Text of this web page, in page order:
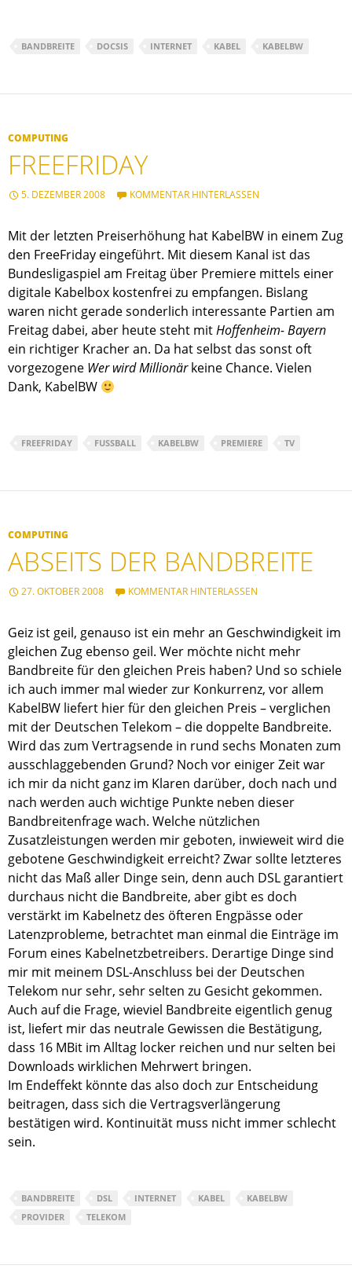
BANDBREITE DOCSIS INTERNET KABEL KABELBW
COMPUTING
FREEFRIDAY
5. DEZEMBER 2008 KOMMENTAR HINTERLASSEN
Mit der letzten Preiserhöhung hat KabelBW in einem Zug
den FreeFriday eingeführt. Mit diesem Kanal ist das
Bundesligaspiel am Freitag über Premiere mittels einer
digitale Kabelbox kostenfrei zu empfangen. Bislang
waren nicht gerade sonderlich interessante Partien am
Freitag dabei, aber heute steht mitHoffenheim- Bayern
ein richtiger Kracher an. Da hat selbst das sonst oft
vorgezogene Wer wird Millionärkeine Chance. Vielen
Dank, KabelBW
FREEFRIDAY FUSSBALL KABELBW PREMIERE TV
COMPUTING
ABSEITS DER BANDBREITE
27. OKTOBER 2008 KOMMENTAR HINTERLASSEN
Geiz ist geil, genauso ist ein mehr an Geschwindigkeit im
gleichen Zug ebenso geil. Wer möchte nicht mehr
Bandbreite für den gleichen Preis haben? Und so schiele
ich auch immer mal wieder zur Konkurrenz, vor allem
KabelBW liefert hier für den gleichen Preis – verglichen
mit der Deutschen Telekom – die doppelte Bandbreite.
Wird das zum Vertragsende in rund sechs Monaten zum
ausschlaggebenden Grund? Noch vor einiger Zeit war
ich mir da nicht ganz im Klaren darüber, doch nach und
nach werden auch wichtige Punkte neben dieser
Bandbreitenfrage wach. Welche nützlichen
Zusatzleistungen werden mir geboten, inwieweit wird die
gebotene Geschwindigkeit erreicht? Zwar sollte letzteres
nicht das Maß aller Dinge sein, denn auch DSL garantiert
durchaus nicht die Bandbreite, aber gibt es doch
verstärkt im Kabelnetz des öfteren Engpässe oder
Latenzprobleme, betrachtet man einmal die Einträge im
Forum eines Kabelnetzbetreibers. Derartige Dinge sind
mir mit meinem DSL-Anschluss bei der Deutschen
Telekom nur sehr, sehr selten zu Gesicht gekommen.
Auch auf die Frage, wieviel Bandbreite eigentlich genug
ist, liefert mir das neutrale Gewissen die Bestätigung,
dass 16 MBit im Alltag locker reichen und nur selten bei
Downloads wirklichen Mehrwert bringen.
Im Endeffekt könnte das also doch zur Entscheidung
beitragen, dass sich die Vertragsverlängerung
bestätigen wird. Kontinuität muss nicht immer schlecht
sein.
BANDBREITE DSL INTERNET KABEL
KABELBW
PROVIDER
TELEKOM